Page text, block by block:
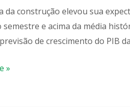
da construção elevou sua
semestre e acima da média
de crescimento do PIB
»